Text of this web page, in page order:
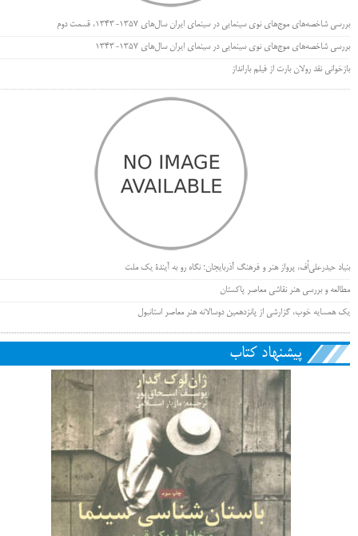
بررسی شاخصه‌های موج‌های نوی سینمایی در سینمای ایران سال‌های 1357-1343، قسمت دوم
بررسی شاخصه‌های موج‌های نوی سینمایی در سینمای ایران سال‌های 1357-1343
بازخوانی نقد رولان بارت از فیلم بارانداز
بنیاد حیدرعلی‌اُف، پرواز هنر و فرهنگ آذربایجان؛ نگاه رو به آیندۀ یک ملت
مطالعه و بررسی هنر نقاشی معاصر پاکستان
یک همسایه خوب، گزارشی از پانزدهمین دوسالانه هنر معاصر استانبول
پیشنهاد کتاب